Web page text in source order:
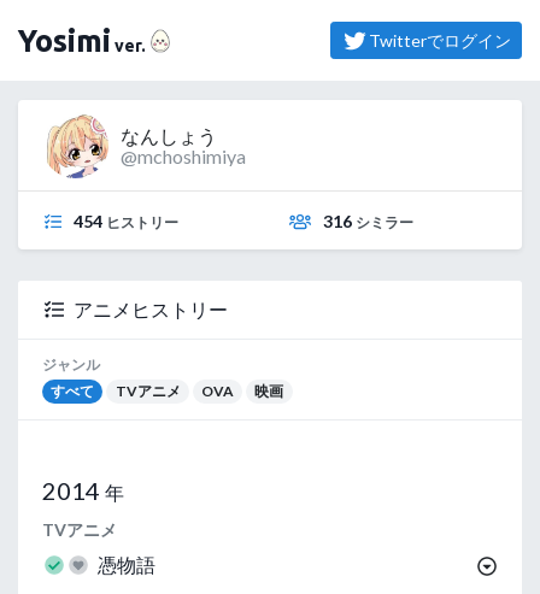
Yosimi（よしみ）
ver. Twitterでログイン
なんしょう
@mchoshimiya
454 ヒストリー 316 シミラー
アニメヒストリー
ジャンル
すべて
TVアニメ OVA 映画
2014 年
TVアニメ
憑物語